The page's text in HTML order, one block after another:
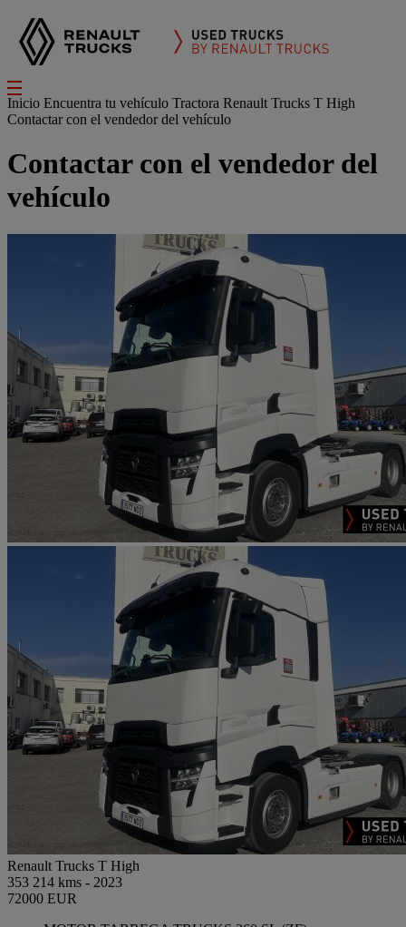
Inicio Encuentra tu vehículo Tractora Renault Trucks T High
Contactar con el vendedor del vehículo
Contactar con el vendedor del
vehículo
Renault Trucks T High
353 214 kms - 2023
72000 EUR